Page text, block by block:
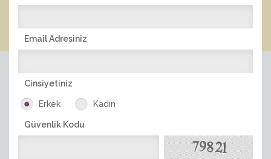
Email Adresiniz
Cinsiyetiniz
Erkek Kadın
Güvenlik Kodu